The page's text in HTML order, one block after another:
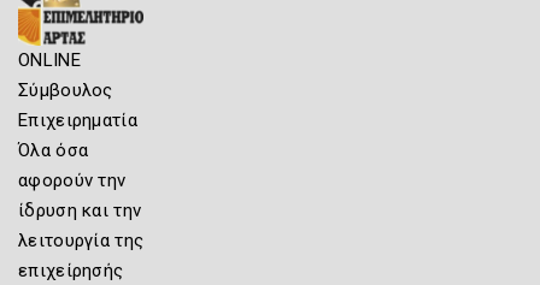
ONLINE
Σύμβουλος
Επιχειρηματία
Όλα όσα
αφορούν την
ίδρυση και την
λειτουργία της
επιχείρησής